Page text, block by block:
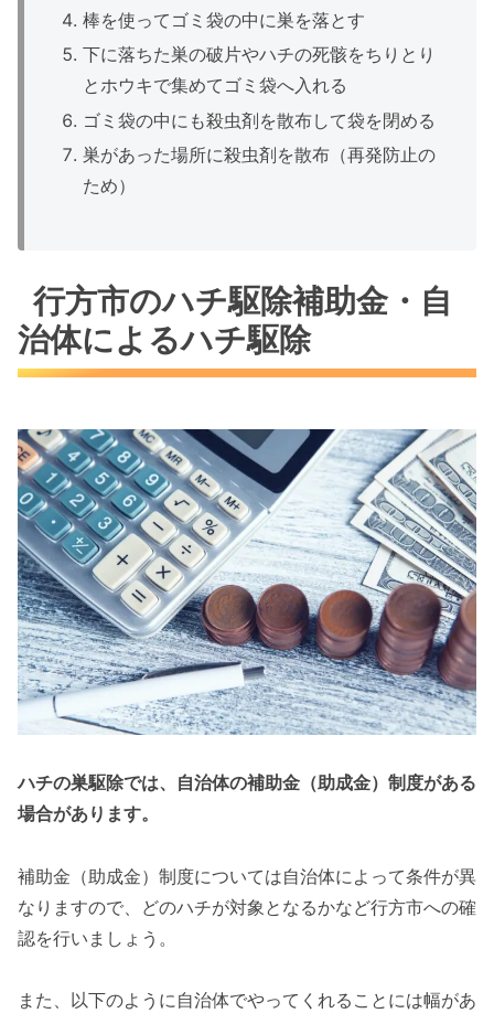
棒を使ってゴミ袋の中に巣を落とす
下に落ちた巣の破片やハチの死骸をちりとり
とホウキで集めてゴミ袋へ入れる
ゴミ袋の中にも殺虫剤を散布して袋を閉める
巣があった場所に殺虫剤を散布（再発防止の
ため）
行方市のハチ駆除補助金・自
治体によるハチ駆除
ハチの巣駆除では、自治体の補助金（助成金）制度がある
場合があります。
補助金（助成金）制度については自治体によって条件が異
なりますので、どのハチが対象となるかなど行方市への確
認を行いましょう。
また、以下のように自治体でやってくれることには幅があ